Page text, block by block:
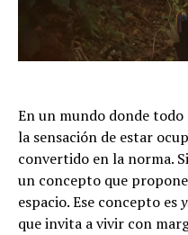
En un mundo donde todo
la sensación de estar
convertido en la norma.
un concepto que
espacio. Ese concepto es
que invita a vivir con